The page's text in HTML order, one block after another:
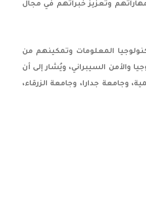
وتعزيز خبراتهم في مجال
المعلومات وتمكينهم من
والأمن السيبراني، ويُشار إلى أن
وجامعة جدارا، وجامعة الزرقاء،